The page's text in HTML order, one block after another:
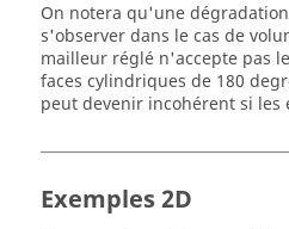
On notera qu'une
s'observer dans le cas de
mailleur réglé n'accepte pas
faces cylindriques de 180
peut devenir incohérent si
Exemples 2D